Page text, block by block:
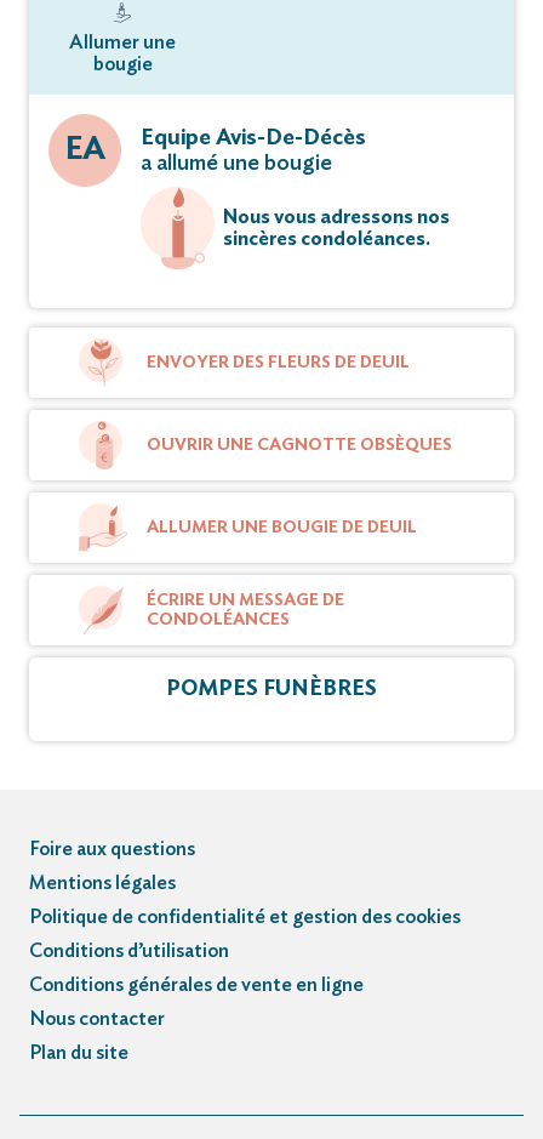
Allumer une
bougie
EA
Equipe Avis-De-Décès
a allumé une bougie
Nous vous adressons nos
sincères condoléances.
ENVOYER DES FLEURS DE DEUIL
OUVRIR UNE CAGNOTTE OBSÈQUES
ALLUMER UNE BOUGIE DE DEUIL
ÉCRIRE UN MESSAGE DE
CONDOLÉANCES
POMPES FUNÈBRES
Foire aux questions
Mentions légales
Politique de confidentialité et gestion des cookies
Conditions d’utilisation
Conditions générales de vente en ligne
Nous contacter
Plan du site